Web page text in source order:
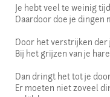
Je hebt veel te weinig
Daardoor doe je dingen
Door het verstrijken der
Bij het grijzen van je
Dan dringt het tot je
Er moeten niet zoveel